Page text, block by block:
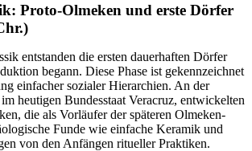
Proto-Olmeken und erste Dörfer
entstanden die ersten dauerhaften Dörfer
begann. Diese Phase ist gekennzeichnet
einfacher sozialer Hierarchien. An der
heutigen Bundesstaat Veracruz, entwickelten
die als Vorläufer der späteren Olmeken-
Funde wie einfache Keramik und
von den Anfängen ritueller Praktiken.